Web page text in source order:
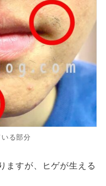
る部分
ますが、ヒゲが生える